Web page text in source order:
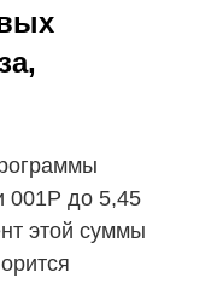
001Р до 5,45
этой суммы